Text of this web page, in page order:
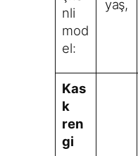
nli
mod
el:
yaş,
Kas
k
ren
gi